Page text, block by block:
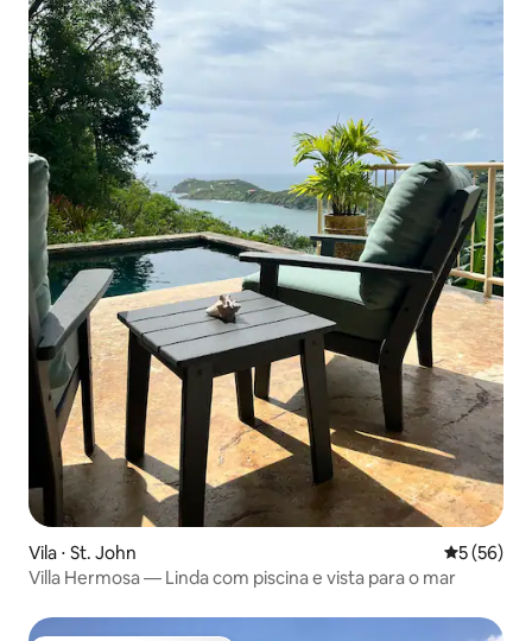
Vila ⋅ St. John 5 de uma
5 (56)
Villa Hermosa — Linda com piscina e vista para o mar